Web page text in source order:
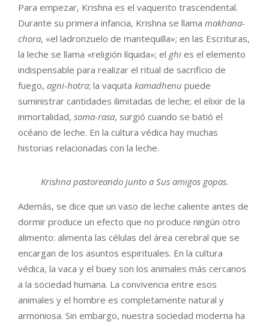
Para empezar, Krishna es el vaquerito trascendental.
Durante su primera infancia, Krishna se llama makhana-
chora, «el ladronzuelo de mantequilla»; en las Escrituras,
la leche se llama «religión líquida»; el ghi es el elemento
indispensable para realizar el ritual de sacrificio de
fuego, agni-hotra; la vaquita kamadhenu puede
suministrar cantidades ilimitadas de leche; el elixir de la
inmortalidad, soma-rasa, surgió cuando se batió el
océano de leche. En la cultura védica hay muchas
historias relacionadas con la leche.
Krishna pastoreando junto a Sus amigos gopas.
Además, se dice que un vaso de leche caliente antes de
dormir produce un efecto que no produce ningún otro
alimento: alimenta las células del área cerebral que se
encargan de los asuntos espirituales. En la cultura
védica, la vaca y el buey son los animales más cercanos
a la sociedad humana. La convivencia entre esos
animales y el hombre es completamente natural y
armoniosa. Sin embargo, nuestra sociedad moderna ha